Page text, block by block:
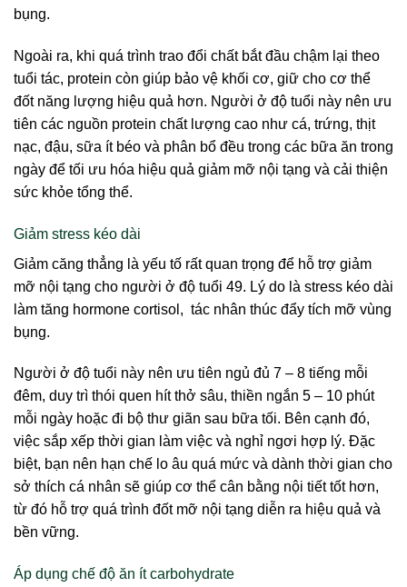
bụng.
Ngoài ra, khi quá trình trao đổi chất bắt đầu chậm lại theo
tuổi tác, protein còn giúp bảo vệ khối cơ, giữ cho cơ thể
đốt năng lượng hiệu quả hơn. Người ở độ tuổi này nên ưu
tiên các nguồn protein chất lượng cao như cá, trứng, thịt
nạc, đậu, sữa ít béo và phân bổ đều trong các bữa ăn trong
ngày để tối ưu hóa hiệu quả giảm mỡ nội tạng và cải thiện
sức khỏe tổng thể.
Giảm stress kéo dài
Giảm căng thẳng là yếu tố rất quan trọng để hỗ trợ giảm
mỡ nội tạng cho người ở độ tuổi 49. Lý do là stress kéo dài
làm tăng hormone cortisol, tác nhân thúc đẩy tích mỡ vùng
bụng.
Người ở độ tuổi này nên ưu tiên ngủ đủ 7 – 8 tiếng mỗi
đêm, duy trì thói quen hít thở sâu, thiền ngắn 5 – 10 phút
mỗi ngày hoặc đi bộ thư giãn sau bữa tối. Bên cạnh đó,
việc sắp xếp thời gian làm việc và nghỉ ngơi hợp lý. Đặc
biệt, bạn nên hạn chế lo âu quá mức và dành thời gian cho
sở thích cá nhân sẽ giúp cơ thể cân bằng nội tiết tốt hơn,
từ đó hỗ trợ quá trình đốt mỡ nội tạng diễn ra hiệu quả và
bền vững.
Áp dụng chế độ ăn ít carbohydrate